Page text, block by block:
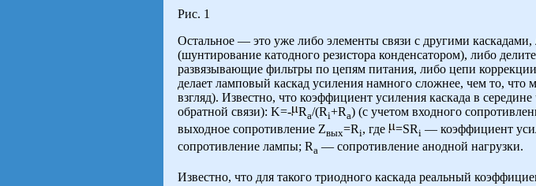
Рис. 1
Остальное — это уже либо элементы связи с другими
(шунтирование катодного резистора конденсатором), либо
развязывающие фильтры по цепям питания, либо цепи
делает ламповый каскад усиления намного сложнее, чем то,
взгляд). Известно, что коэффициент усиления каскада в
обратной связи): K=- Ra/(Ri+Ra) (с учетом входного
выходное сопротивление Zвых=Ri, где =SRi — коэффициент
сопротивление лампы; Ra — сопротивление анодной нагрузки.
Известно, что для такого триодного каскада реальный